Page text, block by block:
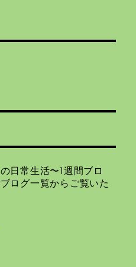
日常生活〜1週間ブロ
ログ一覧からご覧いた